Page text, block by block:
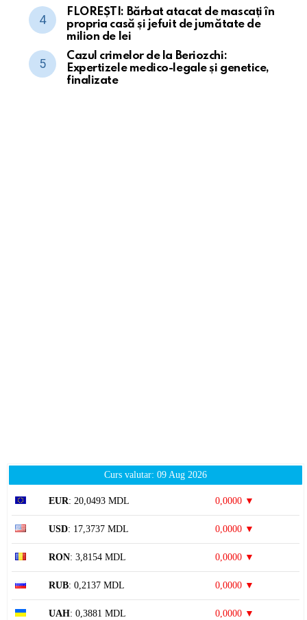
FLOREȘTI: Bărbat atacat de mascați în
propria casă și jefuit de jumătate de
milion de lei
Cazul crimelor de la Beriozchi:
Expertizele medico-legale și genetice,
finalizate
Curs valutar: 09 Aug 2026
EUR: 20,0493 MDL 0,0000 ▼
USD: 17,3737 MDL 0,0000 ▼
RON: 3,8154 MDL 0,0000 ▼
RUB: 0,2137 MDL 0,0000 ▼
UAH: 0,3881 MDL 0,0000 ▼